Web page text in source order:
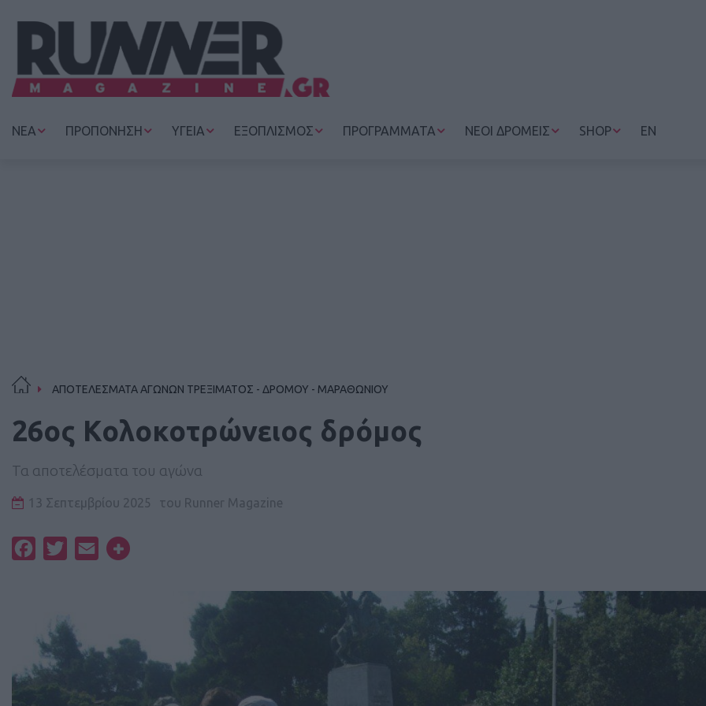
ΝΕΑ ΠΡΟΠΟΝΗΣΗ ΥΓΕΙΑ ΕΞΟΠΛΙΣΜΟΣ ΠΡΟΓΡΑΜΜΑΤΑ ΝΕΟΙ ΔΡΟΜΕΙΣ SHOP EN
ΑΠΟΤΕΛΕΣΜΑΤΑ ΑΓΩΝΩΝ ΤΡΕΞΙΜΑΤΟΣ - ΔΡΟΜΟΥ - ΜΑΡΑΘΩΝΙΟΥ
26oς Κολοκοτρώνειος δρόμος
Τα αποτελέσματα του αγώνα
13 Σεπτεμβρίου 2025 του Runner Magazine
FacebookTwitterEmail